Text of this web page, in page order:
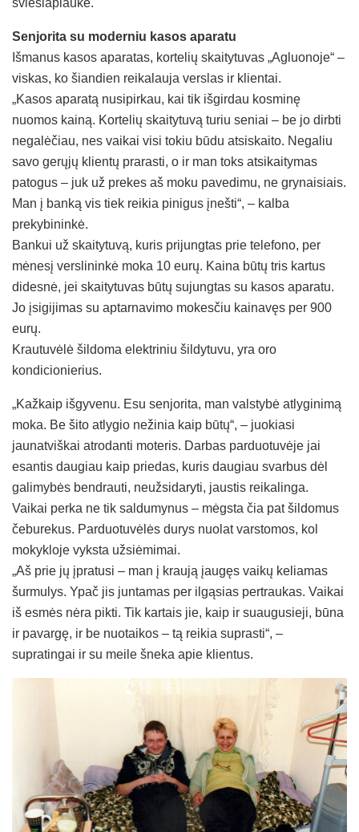
šviesiaplauke.
Senjorita su moderniu kasos aparatu
Išmanus kasos aparatas, kortelių skaitytuvas „Agluonoje“ –
viskas, ko šiandien reikalauja verslas ir klientai.
„Kasos aparatą nusipirkau, kai tik išgirdau kosminę
nuomos kainą. Kortelių skaitytuvą turiu seniai – be jo dirbti
negalėčiau, nes vaikai visi tokiu būdu atsiskaito. Negaliu
savo gerųjų klientų prarasti, o ir man toks atsikaitymas
patogus – juk už prekes aš moku pavedimu, ne grynaisiais.
Man į banką vis tiek reikia pinigus įnešti“, – kalba
prekybininkė.
Bankui už skaitytuvą, kuris prijungtas prie telefono, per
mėnesį verslininkė moka 10 eurų. Kaina būtų tris kartus
didesnė, jei skaitytuvas būtų sujungtas su kasos aparatu.
Jo įsigijimas su aptarnavimo mokesčiu kainavęs per 900
eurų.
Krautuvėlė šildoma elektriniu šildytuvu, yra oro
kondicionierius.
„Kažkaip išgyvenu. Esu senjorita, man valstybė atlyginimą
moka. Be šito atlygio nežinia kaip būtų“, – juokiasi
jaunatviškai atrodanti moteris. Darbas parduotuvėje jai
esantis daugiau kaip priedas, kuris daugiau svarbus dėl
galimybės bendrauti, neužsidaryti, jaustis reikalinga.
Vaikai perka ne tik saldumynus – mėgsta čia pat šildomus
čeburekus. Parduotuvėlės durys nuolat varstomos, kol
mokykloje vyksta užsiėmimai.
„Aš prie jų įpratusi – man į kraują įaugęs vaikų keliamas
šurmulys. Ypač jis juntamas per ilgąsias pertraukas. Vaikai
iš esmės nėra pikti. Tik kartais jie, kaip ir suaugusieji, būna
ir pavargę, ir be nuotaikos – tą reikia suprasti“, –
supratingai ir su meile šneka apie klientus.